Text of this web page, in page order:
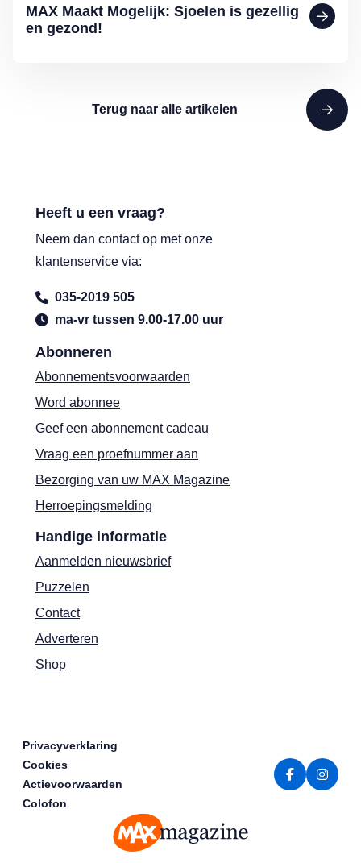
MAX Maakt Mogelijk: Sjoelen is gezellig
en gezond!
Terug naar alle artikelen
Abonneren
Abonnementsvoorwaarden
Word abonnee
Geef een abonnement cadeau
Vraag een proefnummer aan
Bezorging van uw MAX Magazine
Herroepingsmelding
Handige informatie
Aanmelden nieuwsbrief
Puzzelen
Contact
Adverteren
Shop
Heeft u een vraag?
Neem dan contact op met onze
klantenservice via:
035-2019 505
ma-vr tussen 9.00-17.00 uur
Privacyverklaring
Cookies
Actievoorwaarden
Colofon